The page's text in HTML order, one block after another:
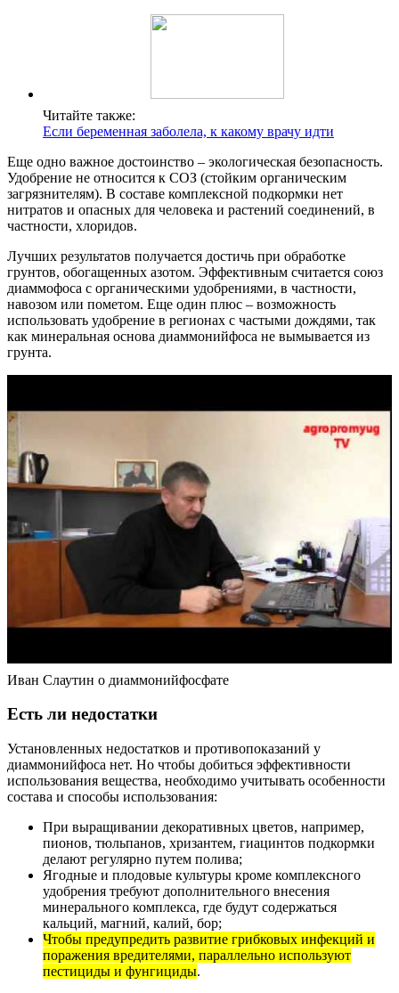
Читайте также:
Если беременная заболела, к какому врачу идти
Еще одно важное достоинство – экологическая безопасность.
Удобрение не относится к СОЗ (стойким органическим
загрязнителям). В составе комплексной подкормки нет
нитратов и опасных для человека и растений соединений, в
частности, хлоридов.
Лучших результатов получается достичь при обработке
грунтов, обогащенных азотом. Эффективным считается союз
диаммофоса с органическими удобрениями, в частности,
навозом или пометом. Еще один плюс – возможность
использовать удобрение в регионах с частыми дождями, так
как минеральная основа диаммонийфоса не вымывается из
грунта.
Иван Слаутин о диаммонийфосфате
Есть ли недостатки
Установленных недостатков и противопоказаний у
диаммонийфоса нет. Но чтобы добиться эффективности
использования вещества, необходимо учитывать особенности
состава и способы использования:
При выращивании декоративных цветов, например,
пионов, тюльпанов, хризантем, гиацинтов подкормки
делают регулярно путем полива;
Ягодные и плодовые культуры кроме комплексного
удобрения требуют дополнительного внесения
минерального комплекса, где будут содержаться
кальций, магний, калий, бор;
Чтобы предупредить развитие грибковых инфекций и
поражения вредителями, параллельно используют
пестициды и фунгициды.